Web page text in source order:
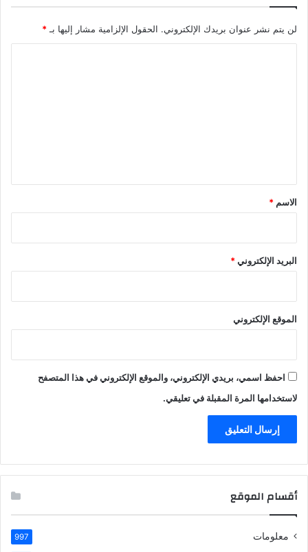
لن يتم نشر عنوان بريدك الإلكتروني. الحقول الإلزامية مشار إليها بـ *
*
الاسم *
البريد الإلكتروني*
الموقع الإلكتروني
احفظ اسمي، بريدي الإلكتروني، والموقع الإلكتروني في هذا المتصفح
لاستخدامها المرة المقبلة في تعليقي.
أقسام الموقع
معلومات 997